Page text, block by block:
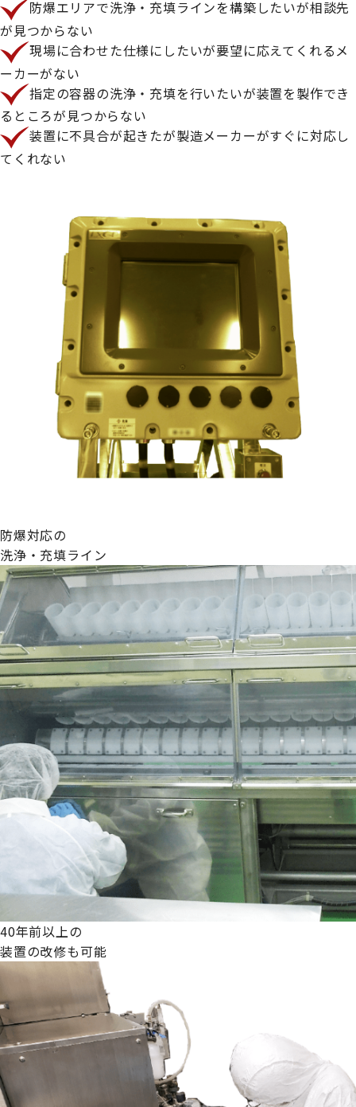
防爆エリアで洗浄・充填ラインを構築したいが相談先
が見つからない
現場に合わせた仕様にしたいが要望に応えてくれるメ
ーカーがない
指定の容器の洗浄・充填を行いたいが装置を製作でき
るところが見つからない
装置に不具合が起きたが製造メーカーがすぐに対応し
てくれない
防爆対応の
洗浄・充填ライン
40年前以上の
装置の改修も可能